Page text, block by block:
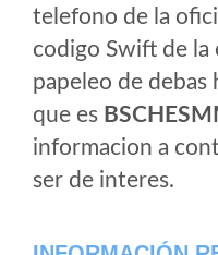
telefono de la
codigo Swift de la
papeleo de debas
que es
informacion a
ser de interes.